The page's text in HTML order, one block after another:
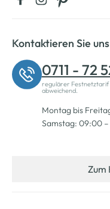
Kontaktieren Sie
0711 - 72
regulärer Festnetztarif
abweichend.
Montag bis
Samstag: 09:00
Zum